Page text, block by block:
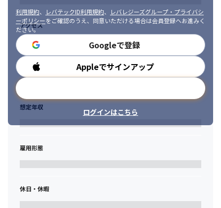
利用規約、 レバテックID利用規約、
レバレジーズグループ・プライバシ
ーポリシーをご確認のうえ、同意いただける場合は会員登録へお進みく
ださい。
Googleで登録
Appleでサインアップ
ログインはこちら
アクセス
勤務時間
想定年収
雇用形態
休日・休暇